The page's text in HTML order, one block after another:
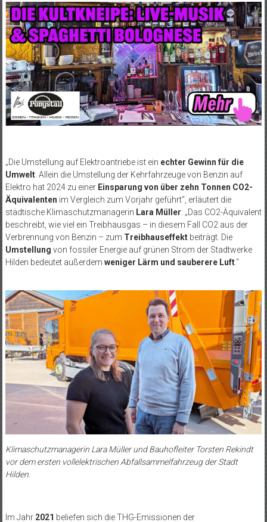
„Die Umstellung auf Elektroantriebe ist ein echter Gewinn für die
Umwelt. Allein die Umstellung der Kehrfahrzeuge von Benzin auf
Elektro hat 2024 zu einer Einsparung von über zehn Tonnen CO2-
Äquivalenten im Vergleich zum Vorjahr geführt“, erläutert die
städtische Klimaschutzmanagerin Lara Müller: „Das CO2-Äquivalent
beschreibt, wie viel ein Treibhausgas – in diesem Fall CO2 aus der
Verbrennung von Benzin – zum Treibhauseffektbeiträgt. Die
Umstellung von fossiler Energie auf grünen Strom der Stadtwerke
Hilden bedeutet außerdem weniger Lärm und sauberere Luft.“
Klimaschutzmanagerin Lara Müller und Bauhofleiter Torsten Rekindt
vor dem ersten vollelektrischen Abfallsammelfahrzeug der Stadt
Hilden.
Im Jahr 2021 beliefen sich die THG-Emissionen der